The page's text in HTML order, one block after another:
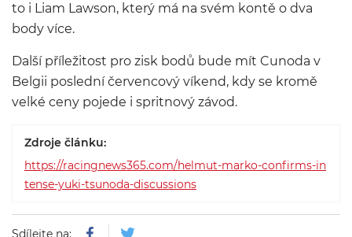
to i Liam Lawson, který má na svém kontě o dva
body více.
Další příležitost pro zisk bodů bude mít Cunoda v
Belgii poslední červencový víkend, kdy se kromě
velké ceny pojede i spritnový závod.
Zdroje článku:
https://racingnews365.com/helmut-marko-confirms-in
tense-yuki-tsunoda-discussions
Sdílejte na: